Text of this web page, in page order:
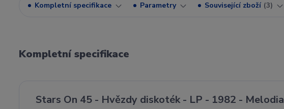
Kompletní specifikace Parametry Související zboží 3
Kompletní specifikace
Stars On 45 - Hvězdy diskoték - LP - 1982 - Melodia